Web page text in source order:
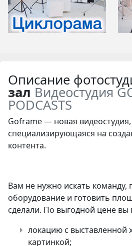
Описание
зал Видеостудия
PODCASTS
Goframe — новая видеостудия,
специализирующаяся на
контента.
Вам не нужно искать команду,
оборудование и готовить
сделали. По выгодной цене вы
локацию с выставленной
картинкой;